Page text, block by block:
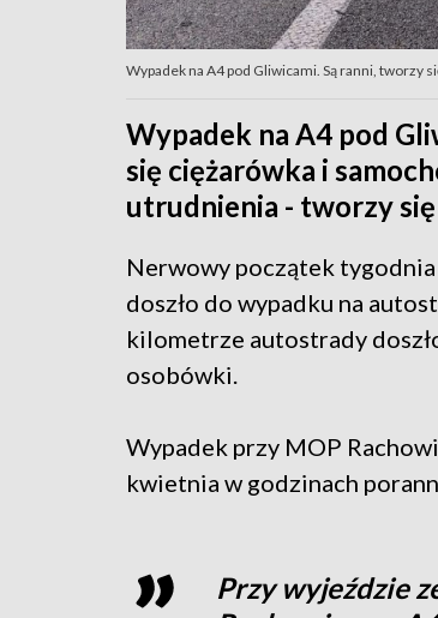
Wypadek na A4 pod Gliwicami. Są ranni, tworzy
Wypadek na A4 pod
się ciężarówka i
utrudnienia - tworzy
Nerwowy początek
doszło do wypadku na
kilometrze autostrady
osobówki.
Wypadek przy MOP
kwietnia w godzinach
Przy wyjeździe